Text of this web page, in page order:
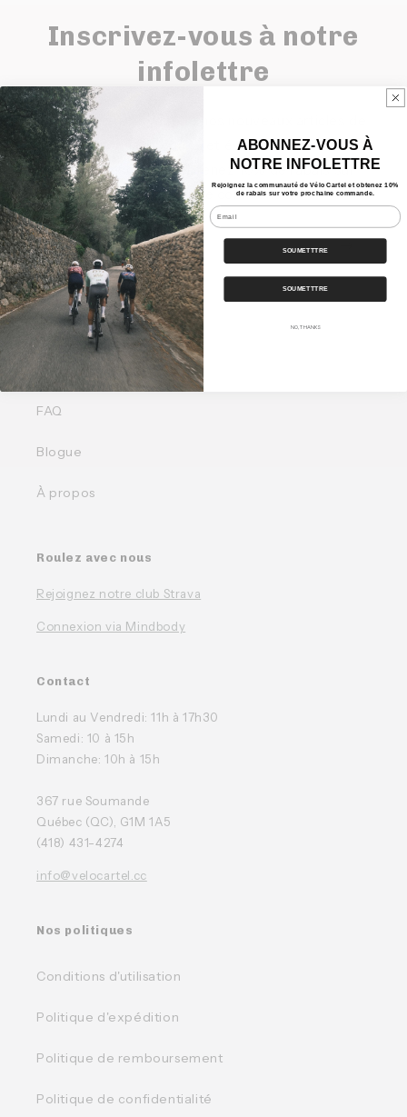
Inscrivez-vous à notre
infolettre
Pour être au courant de nos nouveaux articles de
blogue, produits et événements.
En vous inscrivant, obtenez 10% de rabais sur
votre première commande.
E-mail
Liens rapides
Nos Bundles
FAQ
Blogue
À propos
Roulez avec nous
Rejoignez notre club Strava
Connexion via Mindbody
Contact
Lundi au Vendredi: 11h à 17h30
Samedi: 10 à 15h
Dimanche: 10h à 15h
367 rue Soumande
Québec (QC), G1M 1A5
(418) 431-4274
info@velocartel.cc
Nos politiques
Conditions d'utilisation
Politique d'expédition
Politique de remboursement
Politique de confidentialité
ABONNEZ-VOUS À
NOTRE INFOLETTRE
Rejoignez la communauté de Vélo Cartel et obtenez 10%
de rabais sur votre prochaine commande.
Email
SOUMETTTRE
SOUMETTTRE
NO, THANKS